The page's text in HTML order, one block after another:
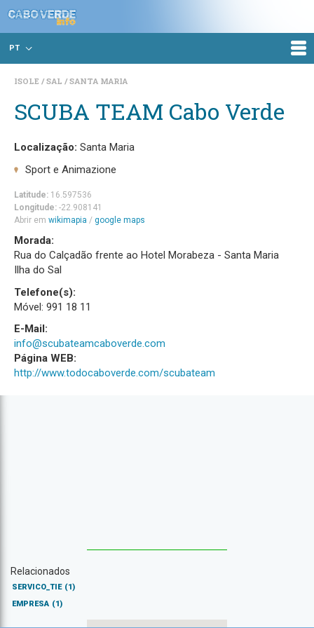
PT
ISOLE SAL SANTA MARIA
SCUBA TEAM Cabo Verde
Localização: Santa Maria
Sport e Animazione
Latitude: 16.597536
Longitude: -22.908141
Abrir em wikimapia / google maps
Morada:
Rua do Calçadão frente ao Hotel Morabeza - Santa Maria
Ilha do Sal
Telefone(s):
Móvel: 991 18 11
E-Mail:
info@scubateamcaboverde.com
Página WEB:
http://www.todocaboverde.com/scubateam
Relacionados
SERVICO_TIE (1)
EMPRESA (1)